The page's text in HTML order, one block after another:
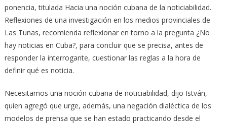
ponencia, titulada Hacia una noción cubana de la noticiabilidad.
Reflexiones de una investigación en los medios provinciales de
Las Tunas, recomienda reflexionar en torno a la pregunta ¿No
hay noticias en Cuba?, para concluir que se precisa, antes de
responder la interrogante, cuestionar las reglas a la hora de
definir qué es noticia.
Necesitamos una noción cubana de noticiabilidad, dijo István,
quien agregó que urge, además, una negación dialéctica de los
modelos de prensa que se han estado practicando desde el